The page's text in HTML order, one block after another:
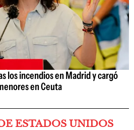
los incendios en Madrid y cargó
en Ceuta
ESTADOS UNIDOS